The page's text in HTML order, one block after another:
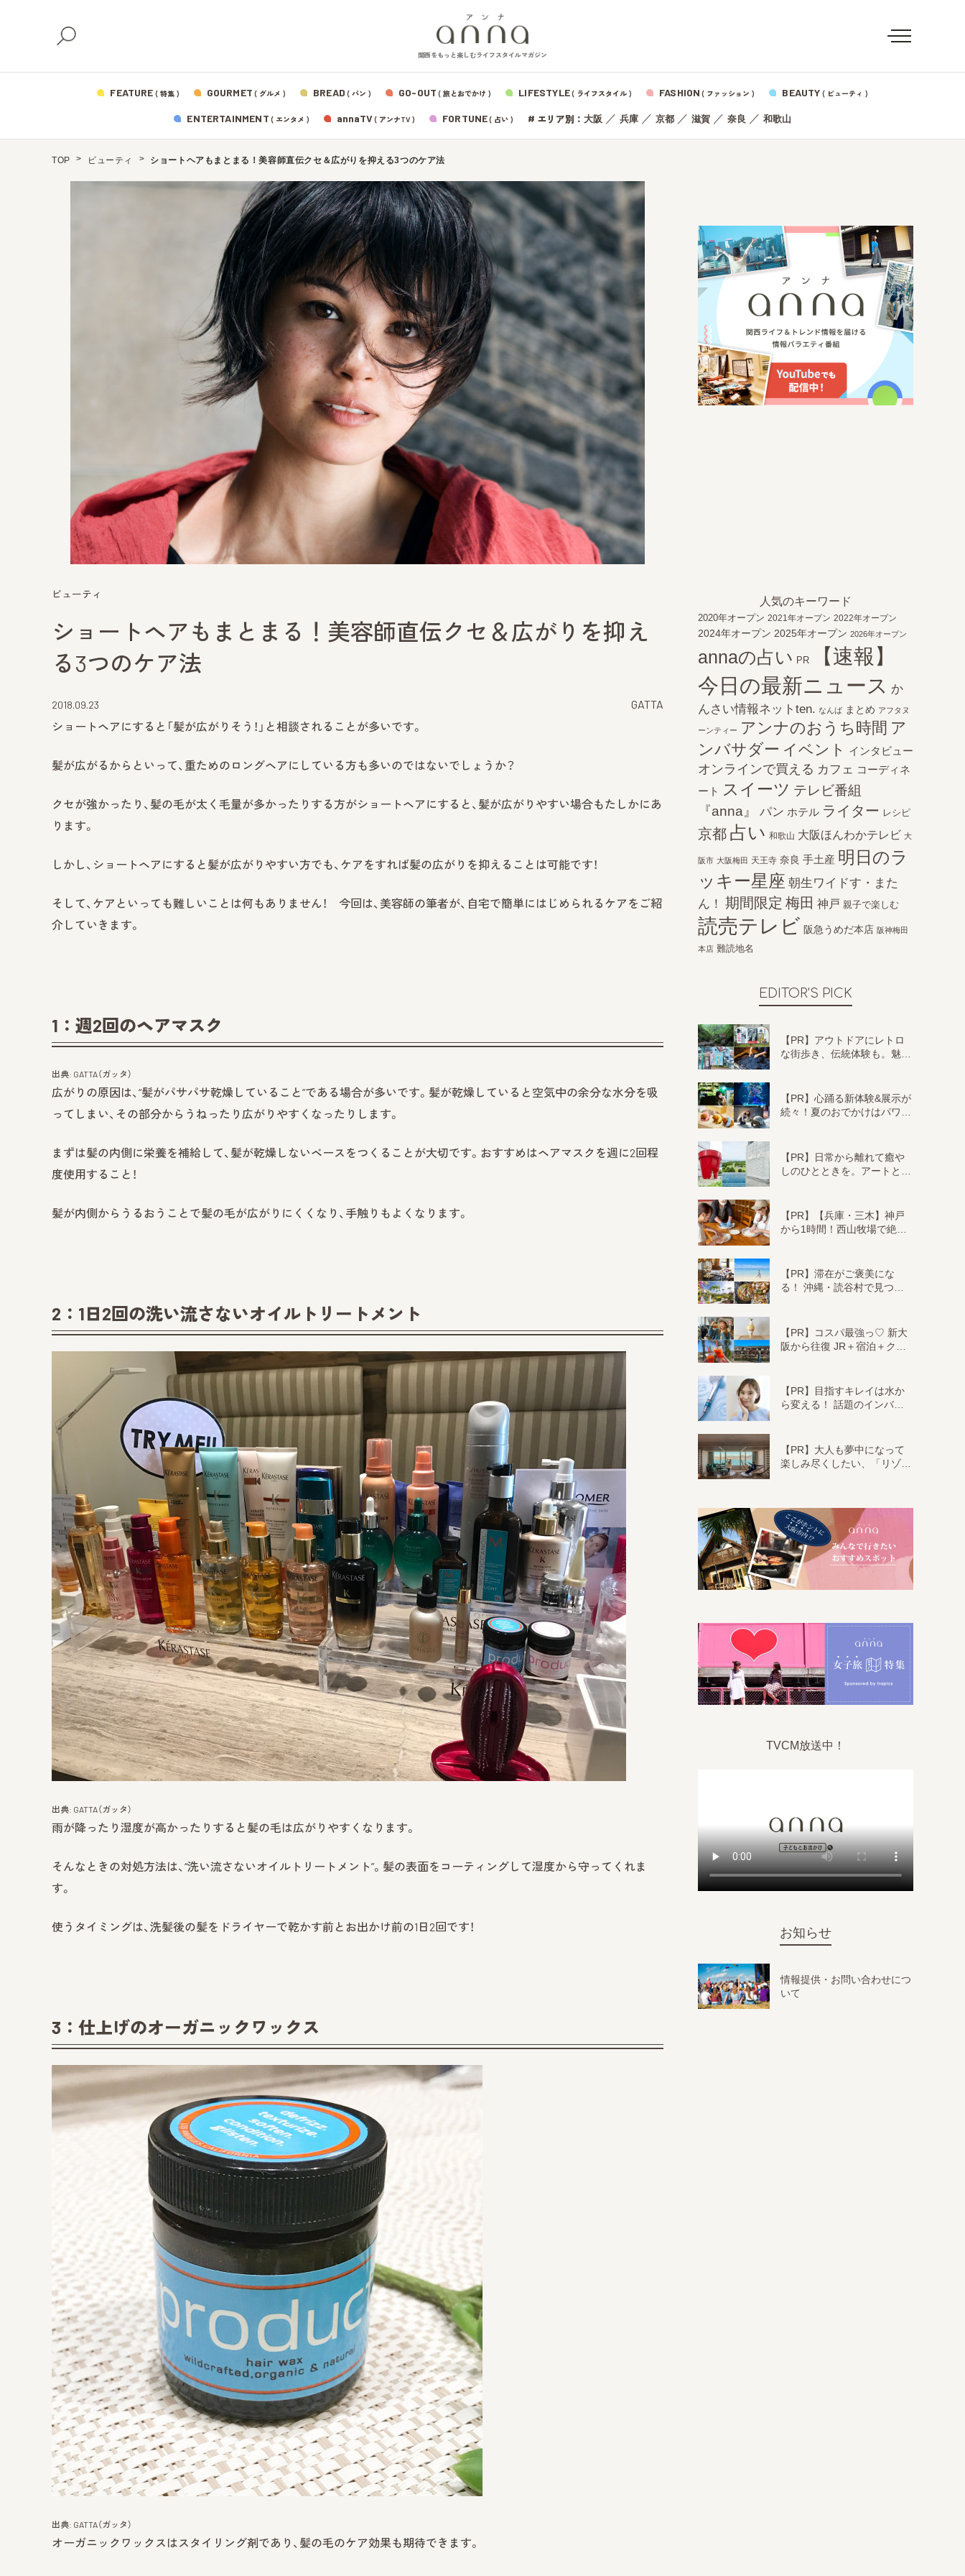
関西をもっと楽しむライフスタイルマガジン
FEATURE ( 特集 ) GOURMET ( グルメ ) BREAD ( パン ) GO-OUT ( 旅とおでかけ ) LIFESTYLE( ライフスタイル ) FASHION ( ファッション ) BEAUTY ( ビューティ )
ENTERTAINMENT ( エンタメ ) annaTV( アンナTV ) FORTUNE( 占い ) # エリア別： 大阪 ／ 兵庫／ 京都／ 滋賀／ 奈良 ／ 和歌山
TOP ビューティ ショートヘアもまとまる！美容師直伝クセ＆広がりを抑える3つのケア法
ビューティ
ショートヘアもまとまる！美容師直伝クセ＆広がりを抑え
る3つのケア法
2018.09.23
GATTA
ショートヘアにすると「髪が広がりそう！」と相談されることが多いです。
髪が広がるからといって、重ためのロングヘアにしている方も多いのではないでしょうか？
クセが強かったり、髪の毛が太く毛量が多かったりする方がショートヘアにすると、髪が広がりやすい場合もたしかにあ
ります。
しかし、ショートヘアにすると髪が広がりやすい方でも、ケアをすれば髪の広がりを抑えることは可能です！
そして、ケアといっても難しいことは何もありません！ 今回は、美容師の筆者が、自宅で簡単にはじめられるケアをご紹
介していきます。
1：週2回のヘアマスク
出典: GATTA（ガッタ）
広がりの原因は、“髪がパサパサ乾燥していること”である場合が多いです。髪が乾燥していると空気中の余分な水分を吸
ってしまい、その部分からうねったり広がりやすくなったりします。
まずは髪の内側に栄養を補給して、髪が乾燥しないベースをつくることが大切です。おすすめはヘアマスクを週に2回程
度使用すること！
髪が内側からうるおうことで髪の毛が広がりにくくなり、手触りもよくなります。
2：1日2回の洗い流さないオイルトリートメント
出典: GATTA（ガッタ）
雨が降ったり湿度が高かったりすると髪の毛は広がりやすくなります。
そんなときの対処方法は、“洗い流さないオイルトリートメント”。髪の表面をコーティングして湿度から守ってくれま
す。
使うタイミングは、洗髪後の髪をドライヤーで乾かす前とお出かけ前の1日2回です！
3：仕上げのオーガニックワックス
出典: GATTA（ガッタ）
オーガニックワックスはスタイリング剤であり、髪の毛のケア効果も期待できます。
人気のキーワード
2020年オープン 2021年オープン 2022年オープン
2024年オープン 2025年オープン 2026年オープン
annaの占い PR
【速報】
今日の最新ニュース か
んさい情報ネットten. なんば まとめ アフタヌ
ーンティー アンナのおうち時間 ア
ンバサダー イベント インタビュー
オンラインで買える カフェ コーディネ
ート
スイーツ テレビ番組
『anna』
パン ホテル ライター レシピ
京都 占い 和歌山 大阪ほんわかテレビ 大
阪市 大阪梅田 天王寺 奈良 手土産 明日のラ
ッキー星座 朝生ワイドす・また
ん！ 期間限定 梅田 神戸 親子で楽しむ
読売テレビ 阪急うめだ本店 阪神梅田
本店 難読地名
EDITOR'S PICK
【PR】アウトドアにレトロ
な街歩き、伝統体験も。魅…
【PR】心踊る新体験&展示が
続々！夏のおでかけはパワ…
【PR】日常から離れて癒や
しのひとときを。アートと…
【PR】【兵庫・三木】神戸
から1時間！西山牧場で絶…
【PR】滞在がご褒美にな
る！ 沖縄・読谷村で見つ…
【PR】コスパ最強っ♡ 新大
阪から往復 JR＋宿泊＋ク…
【PR】目指すキレイは水か
ら変える！ 話題のインバ…
【PR】大人も夢中になって
楽しみ尽くしたい、「リゾ…
TVCM放送中！
お知らせ
情報提供・お問い合わせにつ
いて